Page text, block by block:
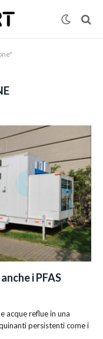
i PFAS
acque reflue in una
persistenti come i